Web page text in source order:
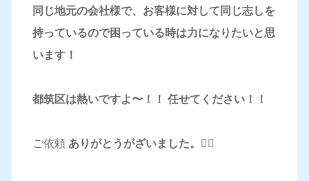
同じ地元の会社様で、お客様に対して同じ志しを
持っているので困っている時は力になりたいと思
います！
都筑区は熱いですよ〜！！ 任せてください！！
ご依頼 ありがとうがざいました。🙇‍♂️